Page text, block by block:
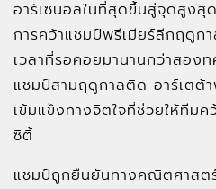
อาร์เซนอลในที่สุดขึ้นสู่จุดสูง
การคว้าแชมป์พรีเมียร์ลีกฤดู
เวลาที่รอคอยมานานกว่าสอง
แชมป์สามฤดูกาลติด อาร์เตต้
เข้มแข็งทางจิตใจที่ช่วยให้ทีมค
ซิตี้
แชมป์ถูกยืนยันทางคณิตศาสต